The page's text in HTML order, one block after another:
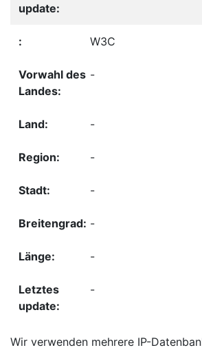
W3C
-
-
-
-
-
-
-
Wir verwenden mehrere IP-